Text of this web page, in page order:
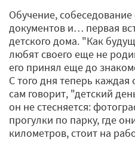
Обучение,
документов и… первая
детского дома. "Как
любят своего еще не
его принял еще до
С того дня теперь каждая
сам говорит, "детский
он не стесняется:
прогулки по парку, где
километров, стоит на